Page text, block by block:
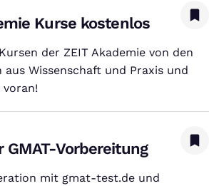
Kurse kostenlos
der ZEIT Akademie von den
Wissenschaft und Praxis und
voran!
Vorbereitung
mit gmat-test.de und